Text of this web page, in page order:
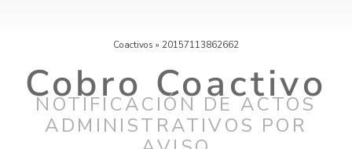
Coactivos » 20157113862662
Cobro Coactivo
NOTIFICACIÓN DE ACTOS
ADMINISTRATIVOS POR